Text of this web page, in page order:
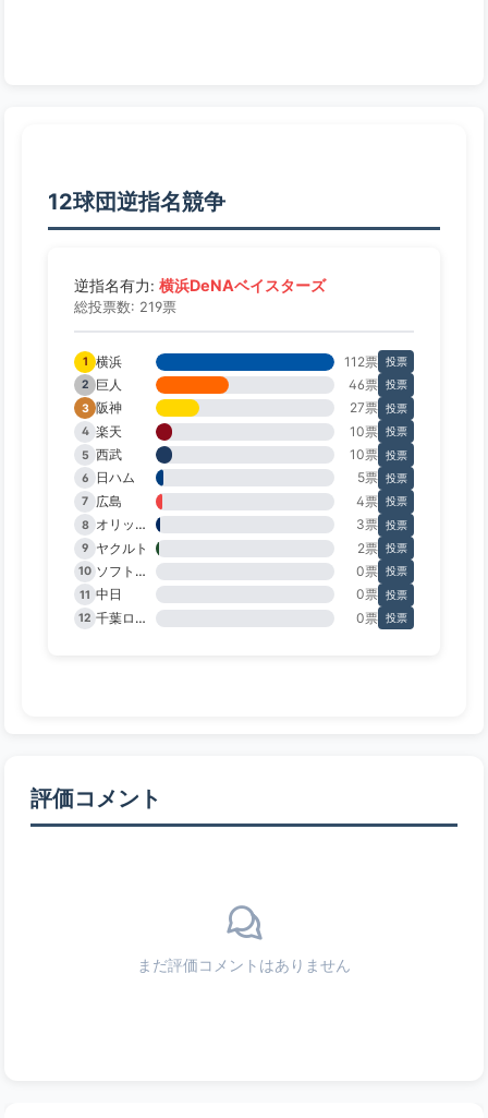
12球団逆指名競争
逆指名有力: 横浜DeNAベイスターズ
総投票数: 219票
1 横浜 112票 投票
2
巨人 46票 投票
3 阪神 27票 投票
4 楽天 10票 投票
5 西武 10票 投票
6
日ハム 5票 投票
7
広島 4票 投票
8
オリックス 3票 投票
9
ヤクルト 2票 投票
10
ソフトバンク 0票 投票
11 中日 0票 投票
12
千葉ロッテ 0票 投票
評価コメント
まだ評価コメントはありません